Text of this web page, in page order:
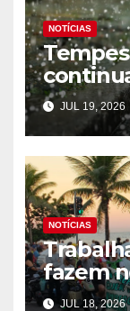
NOTÍCIAS
SulJUL 19, 2026
NOTÍCIAS
fazem
JUL 18, 2026